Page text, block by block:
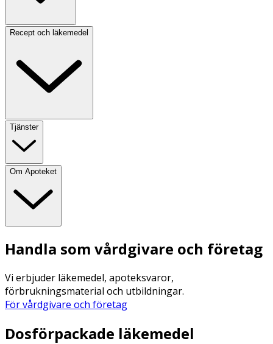
Recept och läkemedel
Tjänster
Om Apoteket
Handla som vårdgivare och företag
Vi erbjuder läkemedel, apoteksvaror,
förbrukningsmaterial och utbildningar.
För vårdgivare och företag
Dosförpackade läkemedel